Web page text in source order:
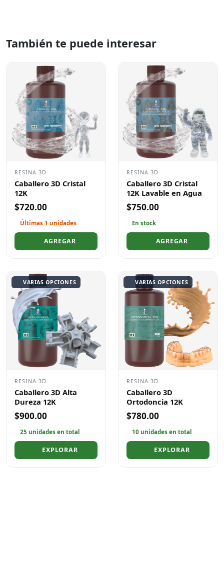
También te puede interesar
RESINA 3D
Caballero 3D Cristal
12K
$720.00
Últimas 1 unidades
AGREGAR
RESINA 3D
Caballero 3D Cristal
12K Lavable en Agua
$750.00
En stock
AGREGAR
VARIAS OPCIONES
RESINA 3D
Caballero 3D Alta
Dureza 12K
$900.00
25 unidades en total
EXPLORAR
VARIAS OPCIONES
RESINA 3D
Caballero 3D
Ortodoncia 12K
$780.00
10 unidades en total
EXPLORAR